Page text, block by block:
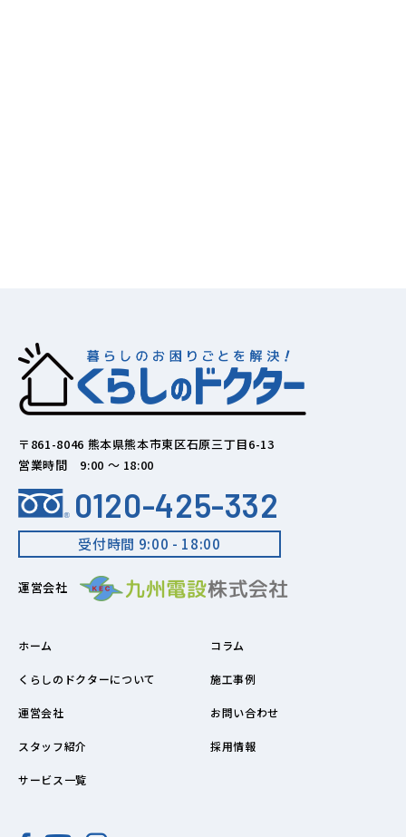
〒861-8046 熊本県熊本市東区石原三丁目6-13
営業時間 9:00 ～ 18:00
0120-425-332
受付時間 9:00 - 18:00
運営会社
ホーム
くらしのドクターについて
運営会社
スタッフ紹介
サービス一覧
コラム
施工事例
お問い合わせ
採用情報